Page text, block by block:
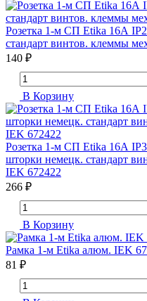
Розетка 1-м СП Etika 16А
стандарт винтов. клеммы
140 ₽
В Корзину
Розетка 1-м СП Etika 16А
шторки немецк. стандарт
IEK 672422
266 ₽
В Корзину
Рамка 1-м Etika алюм. IEK
81 ₽